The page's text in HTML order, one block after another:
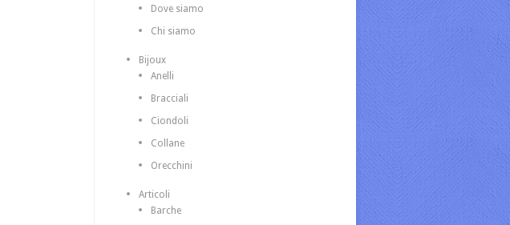
Dove siamo
Chi siamo
Bijoux
Anelli
Bracciali
Ciondoli
Collane
Orecchini
Articoli
Barche